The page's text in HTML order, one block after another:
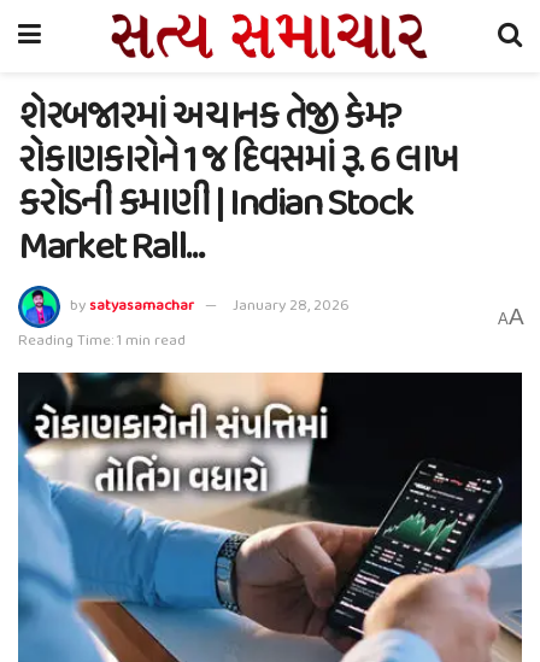
શેરબજારમાં અચાનક તેજી કેમ?
રોકાણકારોને 1 જ દિવસમાં રૂ. 6 લાખ
કરોડની કમાણી | Indian Stock
Market Rall…
bysatyasamachar
January 28, 2026
Reading Time: 1 min read
AA